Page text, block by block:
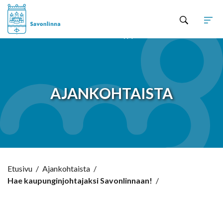
AJANKOHTAISTA
Etusivu / Ajankohtaista /
Hae kaupunginjohtajaksi Savonlinnaan! /